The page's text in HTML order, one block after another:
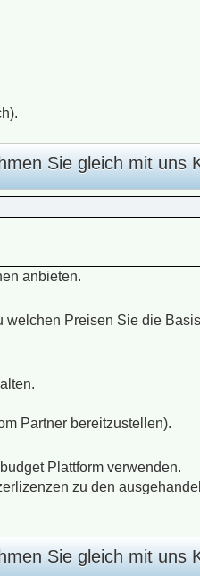
Sie gleich mit uns
anbieten.
welchen Preisen Sie die
Partner bereitzustellen).
Plattform verwenden.
zu den
Sie gleich mit uns